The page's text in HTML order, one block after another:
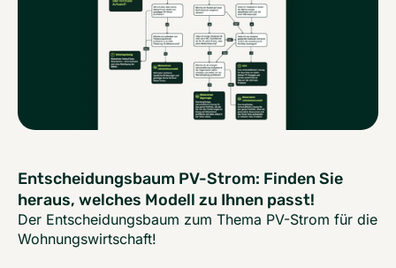
Entscheidungsbaum PV-Strom: Finden Sie
heraus, welches Modell zu Ihnen passt!
Der Entscheidungsbaum zum Thema PV-Strom für die
Wohnungswirtschaft!